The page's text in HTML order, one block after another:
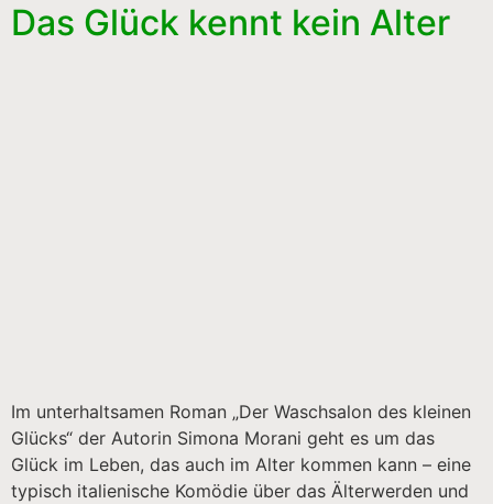
Das Glück kennt kein Alter
Im unterhaltsamen Roman „Der Waschsalon des kleinen
Glücks“ der Autorin Simona Morani geht es um das
Glück im Leben, das auch im Alter kommen kann – eine
typisch italienische Komödie über das Älterwerden und